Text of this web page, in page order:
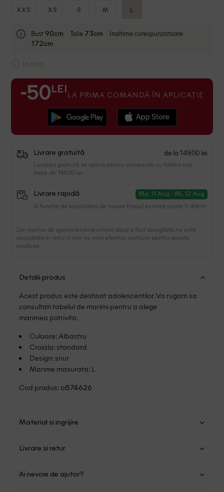
XXS XS S M L
Bust 90cm Talie 73cm Inaltime corespunzatoare
172cm
In stoc
-50 LEI LA PRIMA COMANDĂ ÎN APLICAȚIE
Livrare gratuită de la 149.00 lei
Livrarea gratuită se aplica pentru comenzile cu totalul mai
mare de 149.00 lei
Livrare rapidă Ma, 11 Aug - Mi, 12 Aug
In functie de localitatea de livrare timpul estimat poate fi diferit.
Din motive de igiena lenjeria intima daca a fost desigilata nu este
acceptata in retur si nici nu vom efectua restituiri pentru aceste
produse.
Detalii produs
Acest produs este destinat adolescentilor. Va rugam sa
consultati tabelul de marimi pentru a alege
marimea potrivita.
Culoare: Albastru
Croiala: standard
Design: snur
Marime masurata: L
Cod produs: ci574626
Material si ingrijire
Nu folositi inalbitor
Nu uscati in uscator
Livrare si retur
mare de 149.00 lei.
Ai nevoie de ajutor?